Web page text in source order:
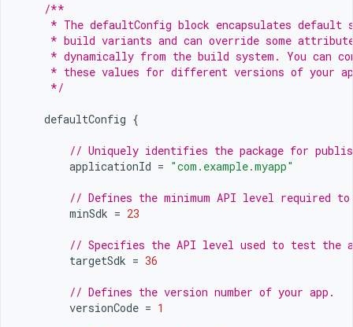
/**
* The defaultConfig block encapsulates default
* build variants and can override some
* dynamically from the build system. You can
* these values for different versions of your
     */
defaultConfig {
// Uniquely identifies the package for
applicationId = "com.example.myapp"
// Defines the minimum API level required
minSdk = 23
// Specifies the API level used to test the
targetSdk = 36
// Defines the version number of your app.
versionCode = 1